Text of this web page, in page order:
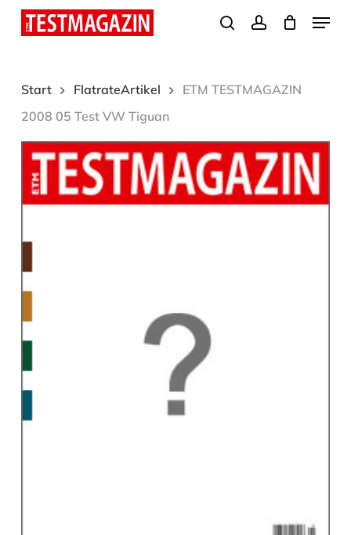
Skip
content
search
Menu
Start FlatrateArtikel
ETM TESTMAGAZIN
2008 05 Test VW Tiguan